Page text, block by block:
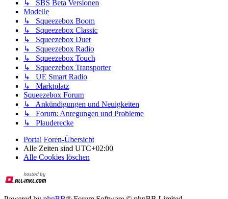
↳ SBS Beta Versionen
Modelle
↳ Squeezebox Boom
↳ Squeezebox Classic
↳ Squeezebox Duet
↳ Squeezebox Radio
↳ Squeezebox Touch
↳ Squeezebox Transporter
↳ UE Smart Radio
↳ Marktplatz
Squeezebox Forum
↳ Ankündigungen und Neuigkeiten
↳ Forum: Anregungen und Probleme
↳ Plauderecke
Portal Foren-Übersicht
Alle Zeiten sind UTC+02:00
Alle Cookies löschen